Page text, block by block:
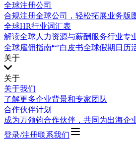
全球注册公司
合规注册全球公司，轻松拓展业务版
全球HR行业词汇表
解读全球人力资源与薪酬服务行业专
全球雇佣指南
白皮书全球假期日历
关于
关于
关于我们
了解更多企业背景和专家团队
合作伙伴计划
成为万领钧合作伙伴，共同为出海企
登录/注册联系我们